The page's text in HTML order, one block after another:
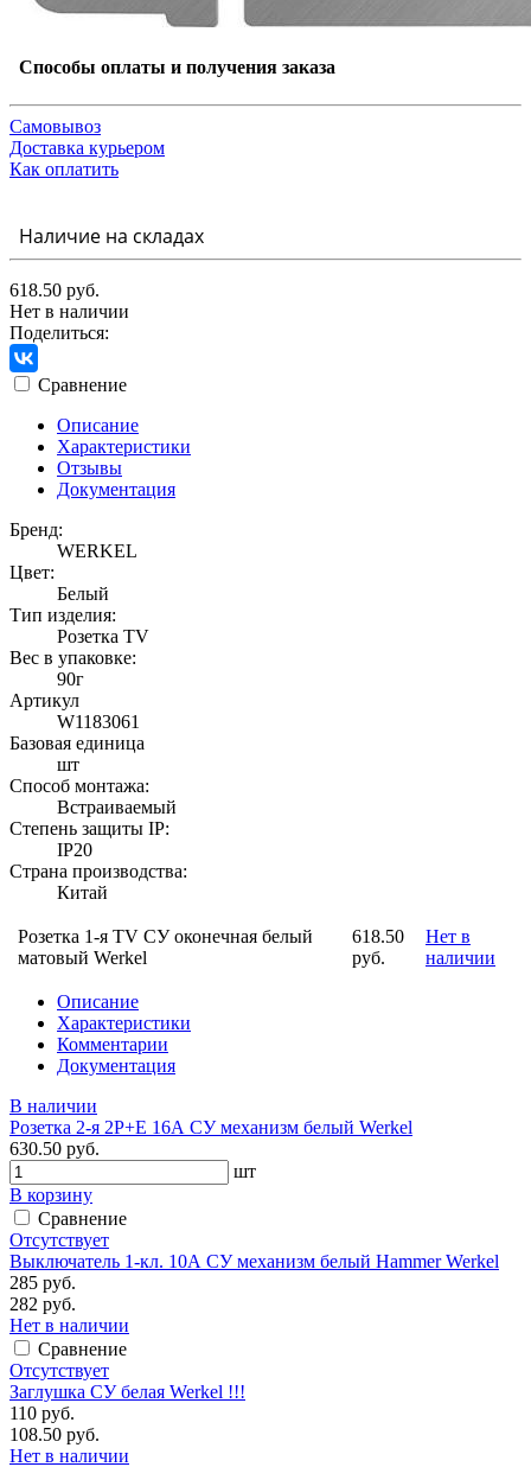
Способы оплаты и получения заказа
Самовывоз
Доставка курьером
Как оплатить
Наличие на складах
618.50 руб.
Нет в наличии
Поделиться:
Сравнение
Описание
Характеристики
Отзывы
Документация
Бренд:
WERKEL
Цвет:
Белый
Тип изделия:
Розетка TV
Вес в упаковке:
90г
Артикул
W1183061
Базовая единица
шт
Способ монтажа:
Встраиваемый
Степень защиты IP:
IP20
Страна производства:
Китай
Розетка 1-я TV СУ оконечная белый
матовый Werkel
618.50
руб.
Нет в
наличии
Описание
Характеристики
Комментарии
Документация
В наличии
Розетка 2-я 2P+E 16А СУ механизм белый Werkel
630.50 руб.
шт
В корзину
Сравнение
Отсутствует
Выключатель 1-кл. 10А СУ механизм белый Hammer Werkel
285 руб.
282 руб.
Нет в наличии
Сравнение
Отсутствует
Заглушка СУ белая Werkel !!!
110 руб.
108.50 руб.
Нет в наличии